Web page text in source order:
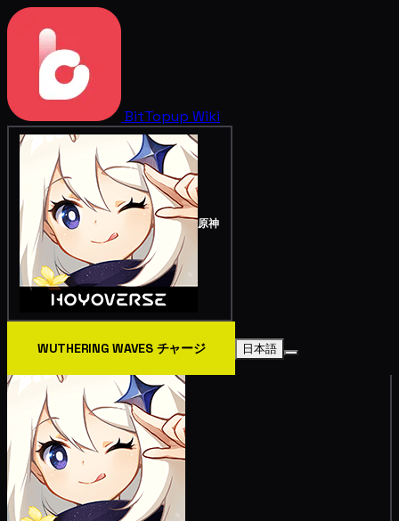
BitTopup Wiki
原神
WUTHERING WAVES チャージ 日本語